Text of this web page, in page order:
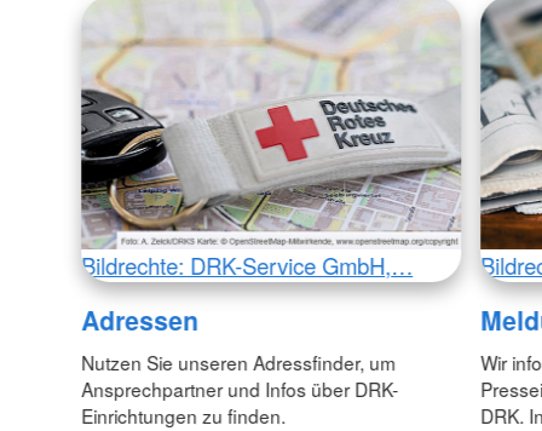
Bildrechte: DRK-Service GmbH,…
Adressen
Nutzen Sie unseren Adressfinder, um
Ansprechpartner und Infos über DRK-
Einrichtungen zu finden.
Wir
DRK.